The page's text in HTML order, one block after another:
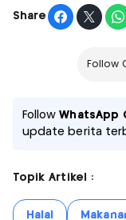
Share
Follow
FollowWhatsApp
update berita
Topik Artikel :
Halal